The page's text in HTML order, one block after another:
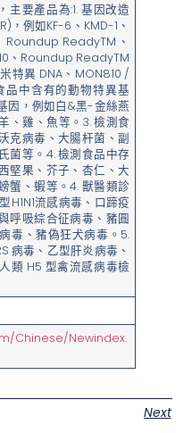
主要產品為:1. 基因改造
，例如KF-6、KMD-1、
ReadyTM、
、Roundup ReadyTM
特異 DNA、MON810 /
品中含有的動物特異基
因，例如白&黑-金絲燕
、雞、魚等。3. 檢測食
克病毒、大腸杆菌、副
菌等。4. 檢測食品中存
堅果、芥子、杏仁、大
蟹、蝦等。4. 獸醫類診
H1N1流感病毒、口蹄疫
呼吸綜合征病毒、豬圓
毒、豬偽狂犬病毒。5.
病毒、乙型肝炎病毒、
類 H5 型禽流感病毒檢
Chinese/Newindex.
Next